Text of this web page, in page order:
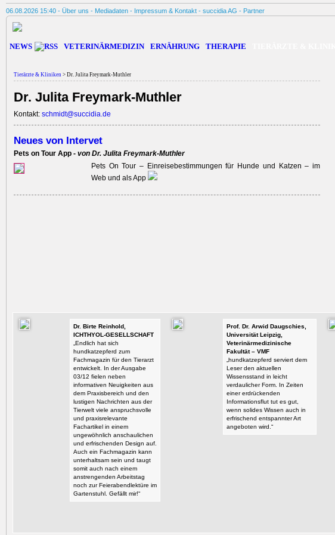
06.08.2026 15:40 - Über uns - Mediadaten - Impressum & Kontakt - succidia AG - Partner
NEWS VETERINÄRMEDIZIN ERNÄHRUNG THERAPIE
Tierärzte & Kliniken > Dr. Julita Freymark-Muthler
Dr. Julita Freymark-Muthler
Kontakt: schmidt@succidia.de
Neues von Intervet
Pets on Tour App - von Dr. Julita Freymark-Muthler
Pets On Tour – Einreisebestimmungen für Hunde und Katzen – im
Web und als App
Dr. Birte Reinhold,
ICHTHYOL-GESELLSCHAFT
„Endlich hat sich
hundkatzepferd zum
Fachmagazin für den Tierarzt
entwickelt. In der Ausgabe
03/12 fielen neben
informativen Neuigkeiten aus
dem Praxisbereich und den
lustigen Nachrichten aus der
Tierwelt viele anspruchsvolle
und praxisrelevante
Fachartikel in einem
ungewöhnlich anschaulichen
und erfrischenden Design auf.
Auch ein Fachmagazin kann
unterhaltsam sein und taugt
somit auch nach einem
anstrengenden Arbeitstag
noch zur Feierabendlektüre im
Gartenstuhl. Gefällt mir!“
Prof. Dr. Arwid Daugschies,
Universität Leipzig,
Veterinärmedizinische
Fakultät – VMF
„hundkatzepferd serviert dem
Leser den aktuellen
Wissensstand in leicht
verdaulicher Form. In Zeiten
einer erdrückenden
Informationsflut tut es gut,
wenn solides Wissen auch in
erfrischend entspannter Art
angeboten wird.“